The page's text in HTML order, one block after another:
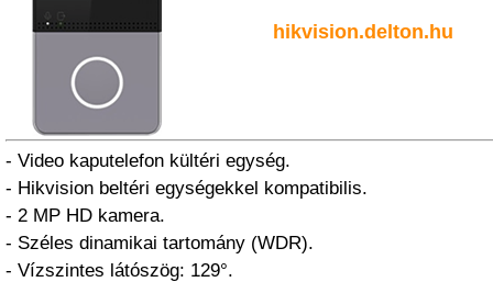
hikvision.delton.hu
- Video kaputelefon kültéri egység.
- Hikvision beltéri egységekkel kompatibilis.
- 2 MP HD kamera.
- Széles dinamikai tartomány (WDR).
- Vízszintes látószög: 129°.